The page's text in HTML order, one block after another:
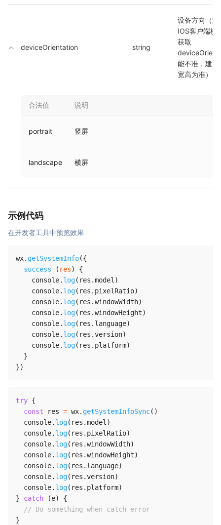
deviceOrientation string
设备方向（注
IOS客户端横
获取
能不准，建议
宽高为准）
合法值 说明
portrait 竖屏
landscape 横屏
示例代码
在开发者工具中预览效果
wx. getSystemInfo({
success
( res)
{
    console
. log( res .model )
    console
. log( res . pixelRatio)
    console
. log( res .windowWidth)
    console
. log( res .windowHeight)
    console
. log( res . language)
    console
. log( res .version)
    console
. log( res . platform)
}
})
try {
const res = wx. getSystemInfoSync( )
  console
. log( res .model )
  console
. log( res . pixelRatio)
  console
. log( res .windowWidth)
  console
. log( res .windowHeight)
  console
. log( res . language)
  console
. log( res .version)
  console
. log( res . platform)
}
catch (e)
{
// Do something when catch error
}